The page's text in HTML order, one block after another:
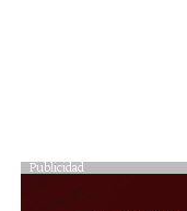
Publicidad